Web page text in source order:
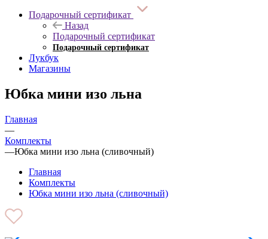
Подарочный сертификат
Назад
Подарочный сертификат
Подарочный сертификат
Лукбук
Магазины
Юбка мини изо льна
Главная
—
Комплекты
—Юбка мини изо льна (сливочный)
Главная
Комплекты
Юбка мини изо льна (сливочный)